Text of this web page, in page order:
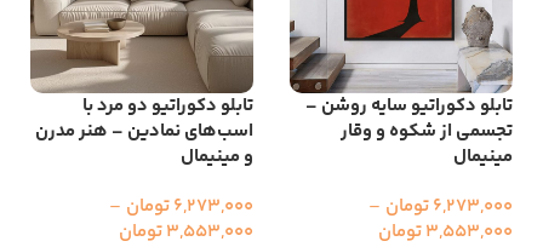
تابلو دکوراتیو سایه روشن –
تجسمی از شکوه و وقار
مینیمال
6,273,000تومان –
3,553,000تومان
تابلو دکوراتیو دو مرد با
اسب‌های نمادین – هنر مدرن
و مینیمال
6,273,000تومان –
3,553,000تومان